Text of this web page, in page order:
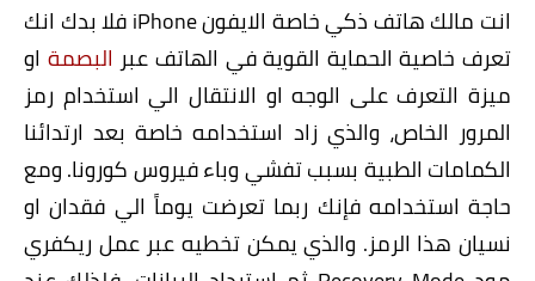
انت مالك هاتف ذكي خاصة الايفون iPhone فلا بدك انك
تعرف خاصية الحماية القوية في الهاتف عبر البصمة او
ميزة التعرف على الوجه او الانتقال الي استخدام رمز
المرور الخاص، والذي زاد استخدامه خاصة بعد ارتدائنا
الكمامات الطبية بسبب تفشي وباء فيروس كورونا. ومع
حاجة استخدامه فإنك ربما تعرضت يوماً الي فقدان او
نسيان هذا الرمز. والذي يمكن تخطيه عبر عمل ريكفري